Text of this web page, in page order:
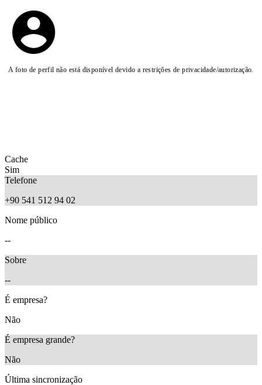
A foto de perfil não está disponível devido a restrições de privacidade/autorização.
Cache
Sim
Telefone
+90 541 512 94 02
Nome público
--
Sobre
--
É empresa?
Não
É empresa grande?
Não
Última sincronização